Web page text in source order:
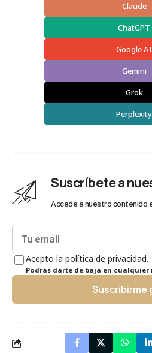
Claude
ChatGPT
Google AI
Gemini
Grok
Perplexity
Suscríbete a
Accede a nuestro contenido
Acepto la política de privacidad.
Podrás darte de baja en cualquier
Suscribirme